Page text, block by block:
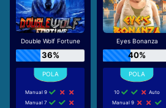
Double Wolf Fortune
36%
Manual 9
Manual 7
Eyes Bonanza
40%
10
Auto
Manual 9